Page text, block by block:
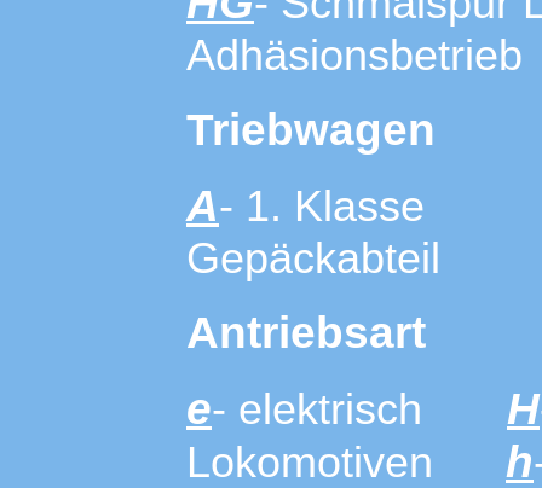
Adhäsionsbetrieb
Triebwagen
A- 1.
Gepäckabteil
Antriebsart
e- elektrisch H
Lokomotiven h